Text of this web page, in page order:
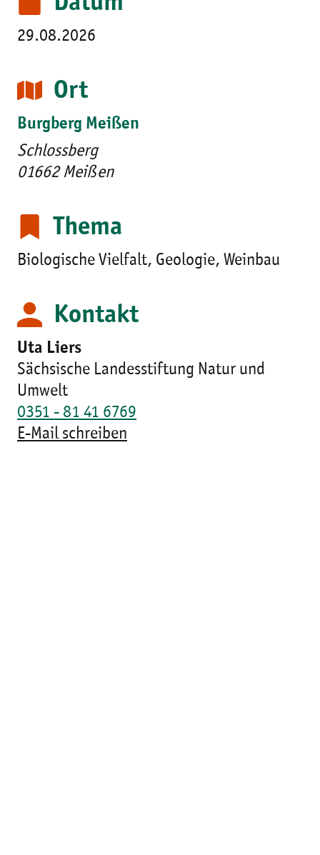
29.08.2026
Ort
Burgberg Meißen
Schlossberg
01662 Meißen
Thema
Biologische Vielfalt, Geologie, Weinbau
Kontakt
Uta Liers
Sächsische Landesstiftung Natur und
Umwelt
0351 - 81 41 6769
E-Mail schreiben